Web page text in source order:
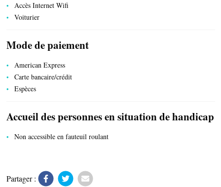
ACTIVITÉS
TRANSPORTS
Accès Internet Wifi
Voiturier
Mode de paiement
American Express
Carte bancaire/crédit
Espèces
Accueil des personnes en situation de handicap
Non accessible en fauteuil roulant
Partager :